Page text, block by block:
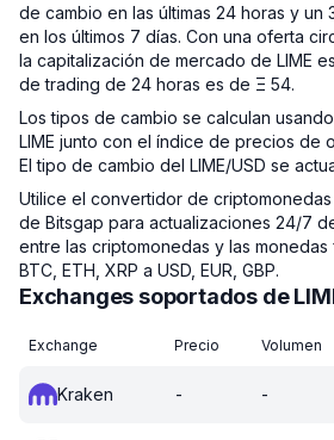
de cambio en las últimas 24 horas y un
en los últimos 7 días. Con una oferta
la capitalización de mercado de LIME
de trading de 24 horas es de Ξ 54.
Los tipos de cambio se calculan
LIME junto con el índice de precios de
El tipo de cambio del LIME/USD se
Utilice el convertidor de
de Bitsgap para actualizaciones 24/7
entre las criptomonedas y las
BTC, ETH, XRP a USD, EUR, GBP.
Exchanges soportados de
Exchange Precio Volumen
Kraken - -